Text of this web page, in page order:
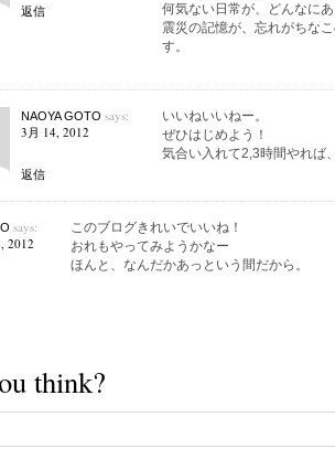
返信
何気ない日常が、どんなに
震災の記憶が、忘れがちな
す。
NAOYA GOTO says:
3月 14, 2012
返信
いいねいいねー。
ぜひはじめよう！
気合い入れて2,3時間やれば
says:
2012
このブログきれいでいいね！
おれもやってみようかなー
ほんと、なんだかあっという間だから。
think?